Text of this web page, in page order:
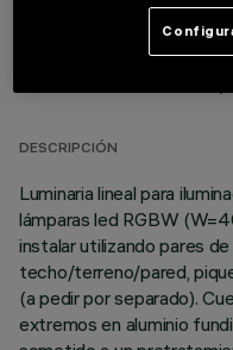
DATOS
DESCRIPCIÓN
Luminaria lineal para
lámparas led RGBW
instalar utilizando pares
techo/terreno/pared,
(a pedir por separado).
extremos en aluminio